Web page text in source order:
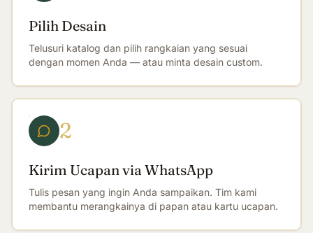
Pilih Desain
Telusuri katalog dan pilih rangkaian yang sesuai
dengan momen Anda — atau minta desain custom.
2
Kirim Ucapan via WhatsApp
Tulis pesan yang ingin Anda sampaikan. Tim kami
membantu merangkainya di papan atau kartu ucapan.